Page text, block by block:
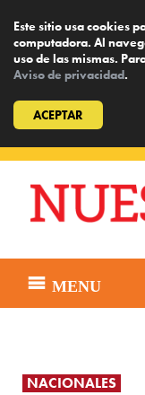
Este sitio usa cookies
computadora. Al
uso de las mismas.
Aviso de privacidad.
ACEPTAR
content
MENU
NACIONALES